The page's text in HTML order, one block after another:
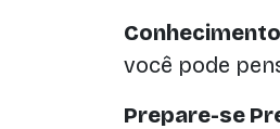
você pode
Prepare-se